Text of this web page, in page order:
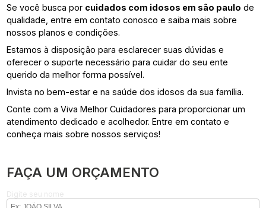
Se você busca por cuidados com idosos em são paulo de
qualidade, entre em contato conosco e saiba mais sobre
nossos planos e condições.
Estamos à disposição para esclarecer suas dúvidas e
oferecer o suporte necessário para cuidar do seu ente
querido da melhor forma possível.
Invista no bem-estar e na saúde dos idosos da sua família.
Conte com a Viva Melhor Cuidadores para proporcionar um
atendimento dedicado e acolhedor. Entre em contato e
conheça mais sobre nossos serviços!
FAÇA UM ORÇAMENTO